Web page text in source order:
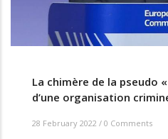
La chimère de la pseudo
d’une organisation
28 February 2022 / 0 Comments